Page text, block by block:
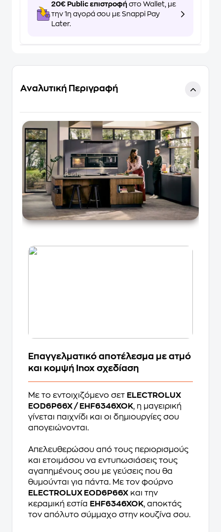
20€ Public επιστροφή στο Wallet, με
την 1η αγορά σου με Snappi Pay
Later.
Αναλυτική Περιγραφή
Επαγγελματικό αποτέλεσμα με ατμό
και κομψή Inox σχεδίαση
Με το εντοιχιζόμενο σετ ELECTROLUX
EOD6P66X / EHF6346XOK, η μαγειρική
γίνεται παιχνίδι και οι δημιουργίες σου
απογειώνονται.
Απελευθερώσου από τους περιορισμούς
και ετοιμάσου να εντυπωσιάσεις τους
αγαπημένους σου με γεύσεις που θα
θυμούνται για πάντα. Με τον φούρνο
ELECTROLUX EOD6P66X και την
κεραμική εστία EHF6346XOK, αποκτάς
τον απόλυτο σύμμαχο στην κουζίνα σου.